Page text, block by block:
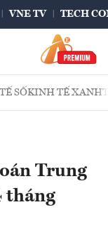
VNE TV TECH
SỐKINH TẾ XANH
Trung
tháng